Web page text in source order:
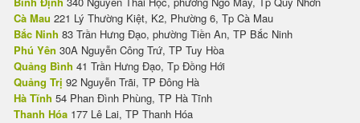
Cà Mau 221 Lý Thường Kiệt, K2, Phường 6, Tp Cà Mau
Bắc Ninh 83 Trần Hưng Đạo, phường Tiền An, TP Bắc Ninh
Phú Yên 30A Nguyễn Công Trứ, TP Tuy Hòa
Quảng Bình 41 Trần Hưng Đạo, Tp Đồng Hới
Quảng Trị 92 Nguyễn Trãi, TP Đông Hà
Hà Tĩnh 54 Phan Đình Phùng, TP Hà Tĩnh
Thanh Hóa 177 Lê Lai, TP Thanh Hóa